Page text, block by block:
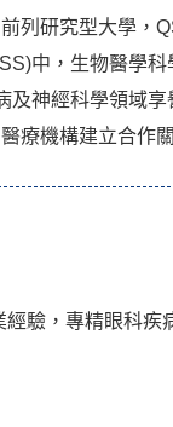
列研究型大學，
中，生物醫學
及神經科學領域享
療機構建立合作
驗，專精眼科